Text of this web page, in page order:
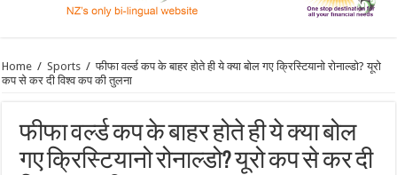
Home / Sports / फीफा वर्ल्ड कप के बाहर होते ही ये क्या बोल गए क्रिस्टियानो रोनाल्डो? यूरो
कप से कर दी विश्व कप की तुलना
फीफा वर्ल्ड कप के बाहर होते ही ये क्या बोल
गए क्रिस्टियानो रोनाल्डो? यूरो कप से कर दी